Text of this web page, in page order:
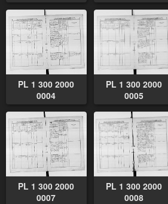
PL 1 300 2000
0004
PL 1 300 2000
0005
PL 1 300 2000
0007
PL 1 300 2000
0008